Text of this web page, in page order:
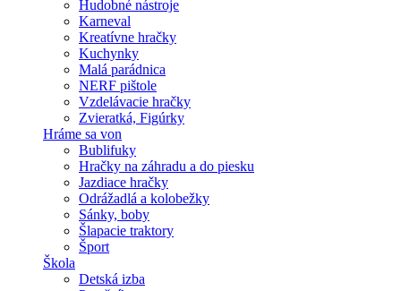
Hudobné nástroje
Karneval
Kreatívne hračky
Kuchynky
Malá parádnica
NERF pištole
Vzdelávacie hračky
Zvieratká, Figúrky
Hráme sa von
Bublifuky
Hračky na záhradu a do piesku
Jazdiace hračky
Odrážadlá a kolobežky
Sánky, boby
Šlapacie traktory
Šport
Škola
Detská izba